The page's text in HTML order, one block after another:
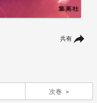
共有
次巻